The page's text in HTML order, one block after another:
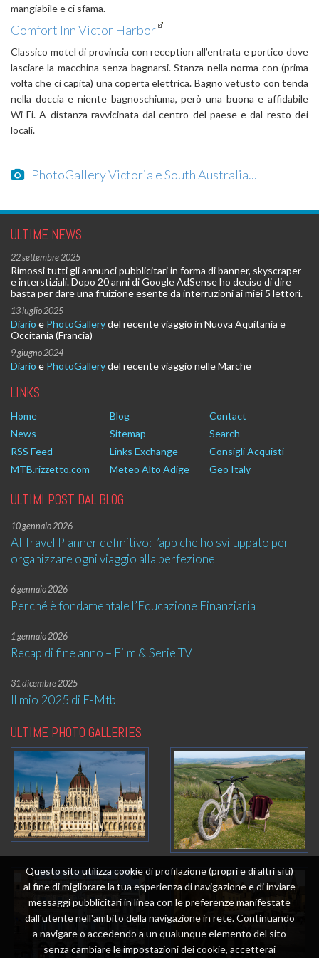
mangiabile e ci sfama.
Comfort Inn Victor Harbor
Classico motel di provincia con reception all’entrata e portico dove
lasciare la macchina senza bagnarsi. Stanza nella norma con (prima
volta che ci capita) una coperta elettrica. Bagno vetusto con tenda
nella doccia e niente bagnoschiuma, però una buona e affidabile
Wi-Fi. A distanza ravvicinata dal centro del paese e dal resto dei
locali.
PhotoGallery Victoria e South Australia...
ULTIME NEWS
22 settembre 2025
Rimossi tutti gli annunci pubblicitari in forma di banner, skyscraper
e interstiziali. Dopo 20 anni di Google AdSense ho deciso di dire
basta per dare una fruizione esente da interruzioni ai miei 5 lettori.
13 luglio 2025
Diario e PhotoGallerydel recente viaggio in Nuova Aquitania e
Occitania (Francia)
9 giugno 2024
Diario e PhotoGallerydel recente viaggio nelle Marche
LINKS
Home Blog
Contact
News
Sitemap
Search
RSS Feed
Links Exchange
Consigli Acquisti
MTB.rizzetto.com
Meteo Alto Adige Geo Italy
ULTIMI POST DAL BLOG
10 gennaio 2026
AI Travel Planner definitivo: l’app che ho sviluppato per
organizzare ogni viaggio alla perfezione
6 gennaio 2026
Perché è fondamentale l’Educazione Finanziaria
1 gennaio 2026
Recap di fine anno – Film & Serie TV
31 dicembre 2025
Il mio 2025 di E-Mtb
ULTIME PHOTO GALLERIES
Questo sito utilizza cookie di profilazione (propri e di altri siti)
al fine di migliorare la tua esperienza di navigazione e di inviare
messaggi pubblicitari in linea con le preferenze manifestate
dall'utente nell'ambito della navigazione in rete. Continuando
a navigare o accedendo a un qualunque elemento del sito
senza cambiare le impostazioni dei cookie, accetterai